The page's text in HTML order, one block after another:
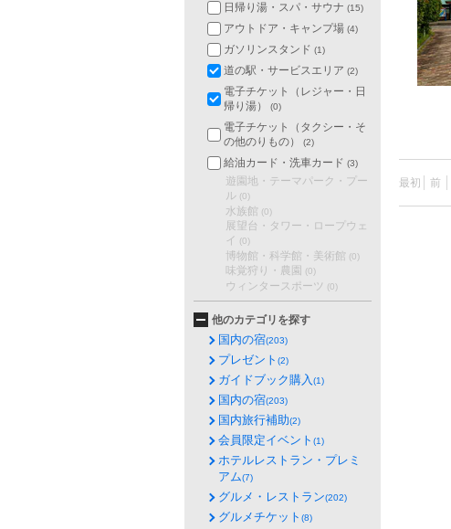
最初 前
日帰り湯・スパ・サウナ (15)
アウトドア・キャンプ場 (4)
ガソリンスタンド (1)
道の駅・サービスエリア (2)
電子チケット（レジャー・日
帰り湯）
(0)
電子チケット（タクシー・そ
の他のりもの）
(2)
給油カード・洗車カード (3)
遊園地・テーマパーク・プー
ル (0)
水族館 (0)
展望台・タワー・ロープウェ
イ
(0)
博物館・科学館・美術館 (0)
味覚狩り・農園 (0)
ウィンタースポーツ (0)
他のカテゴリを探す
国内の宿(203)
プレゼント (2)
ガイドブック購入(1)
国内の宿(203)
国内旅行補助(2)
会員限定イベント (1)
ホテルレストラン・プレミ
アム(7)
グルメ・レストラン(202)
グルメチケット (8)